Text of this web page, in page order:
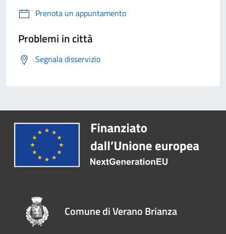
Prenota un appuntamento
Problemi in città
Segnala disservizio
Comune di Verano Brianza